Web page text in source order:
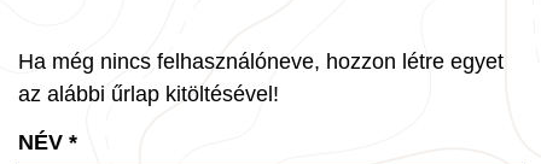
Ha még nincs felhasználóneve, hozzon létre egyet
az alábbi űrlap kitöltésével!
NÉV *